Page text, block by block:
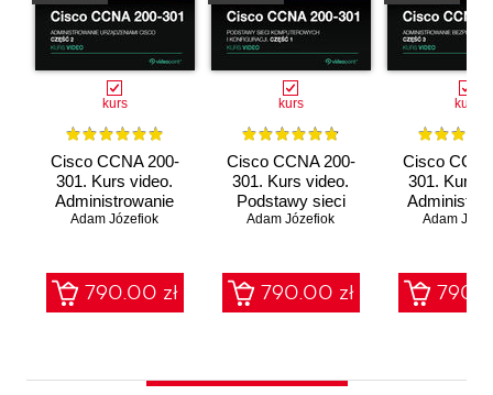
kurs
Cisco CCNA 200-
301. Kurs video.
Administrowanie
urządzeniami Cisco
Adam Józefiok
790.00 zł
kurs
Cisco CCNA 200-
301. Kurs video.
Podstawy sieci
komputerowych i
Adam Józefiok
790.00 zł
kurs
Cisco
301. Kurs
Adam